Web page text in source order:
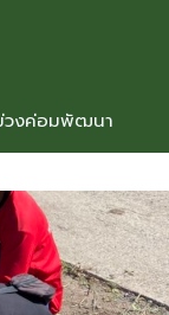
วงค่อมพัฒนา